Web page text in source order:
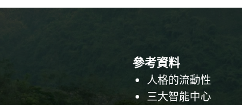
參考資料
人格的流動性
三大智能中心